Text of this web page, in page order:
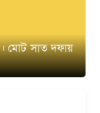
মোট সাত দফায়